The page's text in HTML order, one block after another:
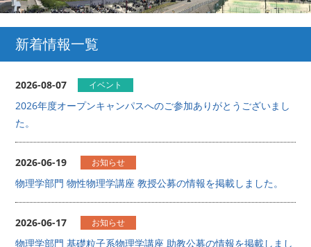
新着情報一覧
2026-08-07 イベント
2026年度オープンキャンパスへのご参加ありがとうございまし
た。
2026-06-19 お知らせ
物理学部門 物性物理学講座 教授公募の情報を掲載しました。
2026-06-17 お知らせ
物理学部門 基礎粒子系物理学講座 助教公募の情報を掲載しまし